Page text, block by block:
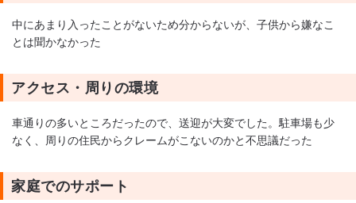
中にあまり入ったことがないため分からないが、子供から嫌なこ
とは聞かなかった
アクセス・周りの環境
車通りの多いところだったので、送迎が大変でした。駐車場も少
なく、周りの住民からクレームがこないのかと不思議だった
家庭でのサポート